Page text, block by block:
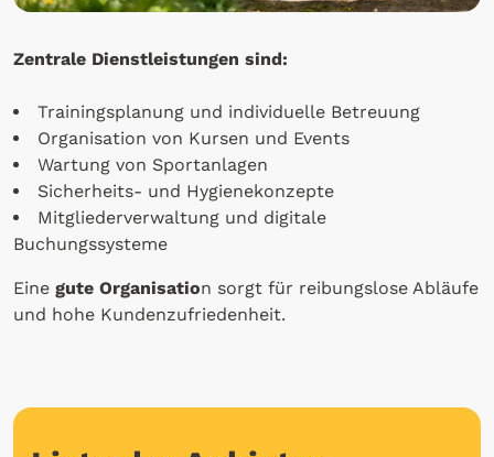
Zentrale Dienstleistungen sind:
Trainingsplanung und individuelle Betreuung
Organisation von Kursen und Events
Wartung von Sportanlagen
Sicherheits- und Hygienekonzepte
Mitgliederverwaltung und digitale
Buchungssysteme
Eine gute Organisation sorgt für reibungslose Abläufe
und hohe Kundenzufriedenheit.